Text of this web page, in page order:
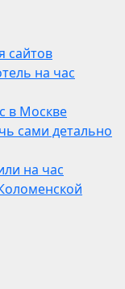
сайтов
на час
в Москве
сами детально
на час